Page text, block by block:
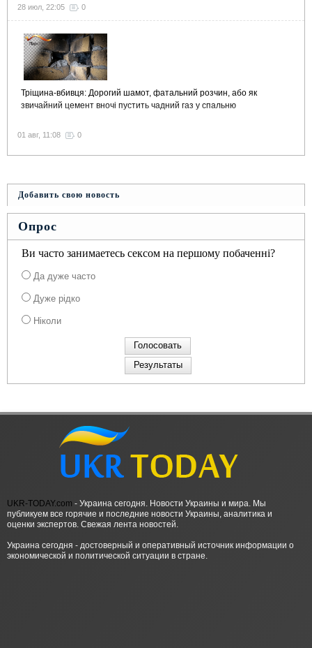
28 июл, 22:05 0
Тріщина-вбивця: Дорогий шамот, фатальний розчин, або як
звичайний цемент вночі пустить чадний газ у спальню
01 авг, 11:08 0
Добавить свою новость
Опрос
Ви часто занимаетесь сексом на першому побаченні?
Да дуже часто
Дуже рідко
Ніколи
UKR-TODAY.com - Украина сегодня. Новости Украины и мира. Мы
публикуем все горячие и последние новости Украины, аналитика и
оценки экспертов. Свежая лента новостей.
Украина сегодня - достоверный и оперативный источник информации о
экономической и политической ситуации в стране.